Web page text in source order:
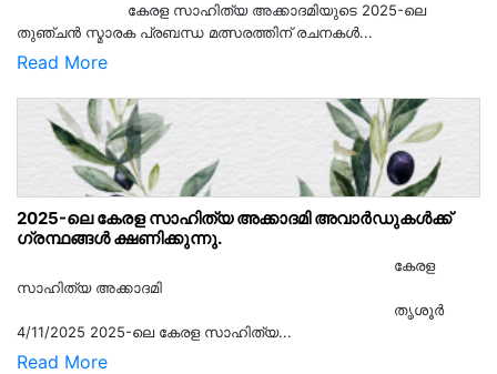
കേരള സാഹിത്യ അക്കാദമിയുടെ 2025-ലെ
തുഞ്ചൻ സ്മാരക പ്രബന്ധ മത്സരത്തിന് രചനകൾ...
Read More
2025-ലെ കേരള സാഹിത്യ അക്കാദമി അവാർഡുകൾക്ക്
ഗ്രന്ഥങ്ങൾ ക്ഷണിക്കുന്നു.
കേരള
സാഹിത്യ അക്കാദമി
തൃശൂര്‍
4/11/2025 2025-ലെ കേരള സാഹിത്യ...
Read More